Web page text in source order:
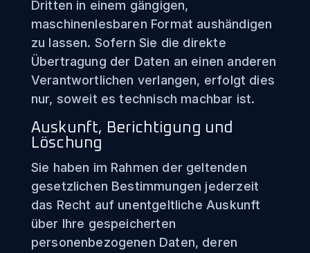
Dritten in einem gängigen,
maschinenlesbaren Format aushändigen
zu lassen. Sofern Sie die direkte
Übertragung der Daten an einen anderen
Verantwortlichen verlangen, erfolgt dies
nur, soweit es technisch machbar ist.
Auskunft, Berichtigung und
Löschung
Sie haben im Rahmen der geltenden
gesetzlichen Bestimmungen jederzeit
das Recht auf unentgeltliche Auskunft
über Ihre gespeicherten
personenbezogenen Daten, deren